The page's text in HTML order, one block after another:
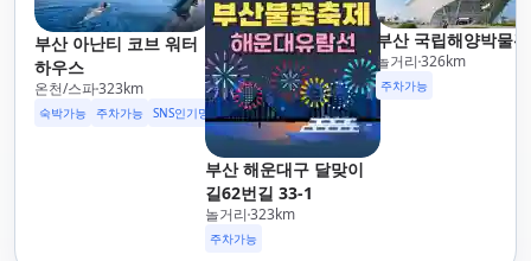
부산 아난티 코브 워터
하우스
온천/스파323km
숙박가능 주차가능 SNS인기명소
부산 해운대구 달맞이
길62번길 33-1
놀거리 323km
주차가능
부산 국립해양박물관
놀거리 326km
주차가능